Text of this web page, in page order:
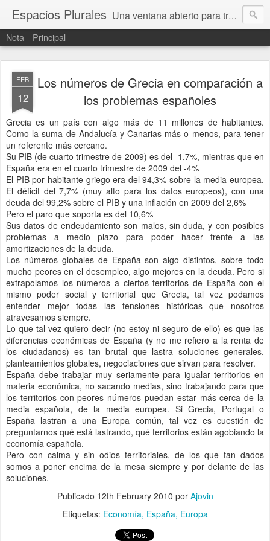
Espacios Plurales Una ventana abierto para tratar problemas que nos afectan a todxs. Temas sociales, educación, cultura, economía, política, derechos, calidad de vida. Estamos gobernados, pero queremos una calidad mayor en la política.
Nota Principal
FEB
12
Los números de Grecia en comparación a
los problemas españoles
Grecia es un país con algo más de 11 millones de habitantes.
Como la suma de Andalucía y Canarias más o menos, para tener
un referente más cercano.
Su PIB (de cuarto trimestre de 2009) es del -1,7%, mientras que en
España era en el cuarto trimestre de 2009 del -4%
El PIB por habitante griego era del 94,3% sobre la media europea.
El déficit del 7,7% (muy alto para los datos europeos), con una
deuda del 99,2% sobre el PIB y una inflación en 2009 del 2,6%
Pero el paro que soporta es del 10,6%
Sus datos de endeudamiento son malos, sin duda, y con posibles
problemas a medio plazo para poder hacer frente a las
amortizaciones de la deuda.
Los números globales de España son algo distintos, sobre todo
mucho peores en el desempleo, algo mejores en la deuda. Pero si
extrapolamos los números a ciertos territorios de España con el
mismo poder social y territorial que Grecia, tal vez podamos
entender mejor todas las tensiones históricas que nosotros
atravesamos siempre.
Lo que tal vez quiero decir (no estoy ni seguro de ello) es que las
diferencias económicas de España (y no me refiero a la renta de
los ciudadanos) es tan brutal que lastra soluciones generales,
planteamientos globales, negociaciones que sirvan para resolver.
España debe trabajar muy seriamente para igualar territorios en
materia económica, no sacando medias, sino trabajando para que
los territorios con peores números puedan estar más cerca de la
media española, de la media europea. Si Grecia, Portugal o
España lastran a una Europa común, tal vez es cuestión de
preguntarnos qué está lastrando, qué territorios están agobiando la
economía española.
Pero con calma y sin odios territoriales, de los que tan dados
somos a poner encima de la mesa siempre y por delante de las
soluciones.
Publicado 12th February 2010 por Ajovin
Etiquetas: Economía España Europa